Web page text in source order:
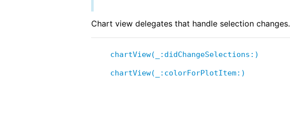
Chart view delegates that handle selection changes.
chartView(_:didChangeSelections:)
chartView(_:colorForPlotItem:)